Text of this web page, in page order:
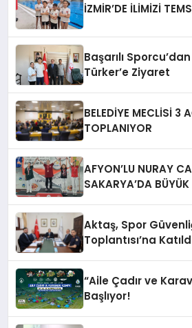
İZMİR’DE İLİMİZİ
Başarılı
Türker’e Ziyaret
BELEDİYE MECLİSİ 3
TOPLANIYOR
AFYON’LU NURAY
SAKARYA’DA
Aktaş, Spor
Toplantısı’na
“Aile Çadır ve
Başlıyor!